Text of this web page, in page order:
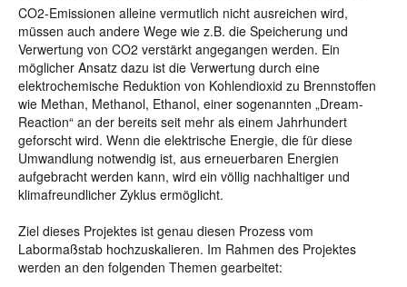
CO2-Emissionen alleine vermutlich nicht ausreichen wird,
müssen auch andere Wege wie z.B. die Speicherung und
Verwertung von CO2 verstärkt angegangen werden. Ein
möglicher Ansatz dazu ist die Verwertung durch eine
elektrochemische Reduktion von Kohlendioxid zu Brennstoffen
wie Methan, Methanol, Ethanol, einer sogenannten „Dream-
Reaction“ an der bereits seit mehr als einem Jahrhundert
geforscht wird. Wenn die elektrische Energie, die für diese
Umwandlung notwendig ist, aus erneuerbaren Energien
aufgebracht werden kann, wird ein völlig nachhaltiger und
klimafreundlicher Zyklus ermöglicht.
Ziel dieses Projektes ist genau diesen Prozess vom
Labormaßstab hochzuskalieren. Im Rahmen des Projektes
werden an den folgenden Themen gearbeitet: